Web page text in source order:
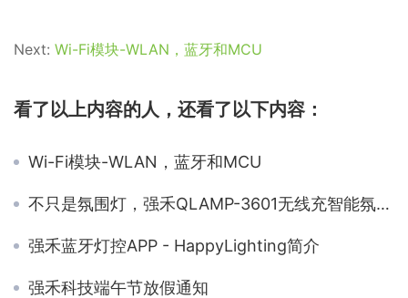
Next: Wi-Fi模块-WLAN，蓝牙和MCU
看了以上内容的人，还看了以下内容：
Wi-Fi模块-WLAN，蓝牙和MCU
不只是氛围灯，强禾QLAMP-3601无线充智能氛围灯上手体验
强禾蓝牙灯控APP - HappyLighting简介
强禾科技端午节放假通知